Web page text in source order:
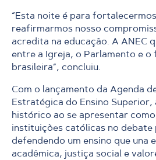
“Esta noite é para
reafirmarmos nosso
acredita na educação. A ANEC
entre a Igreja, o Parlamento e
brasileira”, concluiu.
Com o lançamento da Agenda
Estratégica do Ensino Superior,
histórico ao se apresentar
instituições católicas no debate
defendendo um ensino que una
acadêmica, justiça social e